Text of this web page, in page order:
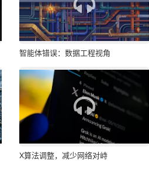
智能体错误：数据工程视角
X算法调整，减少网络对峙